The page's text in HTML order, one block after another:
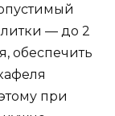
— до 2
обеспечить
при